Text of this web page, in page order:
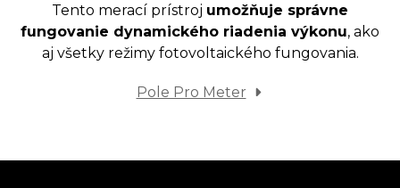
Tento merací prístroj umožňuje správne
fungovanie dynamického riadenia výkonu, ako
aj všetky režimy fotovoltaického fungovania.
Pole Pro Meter